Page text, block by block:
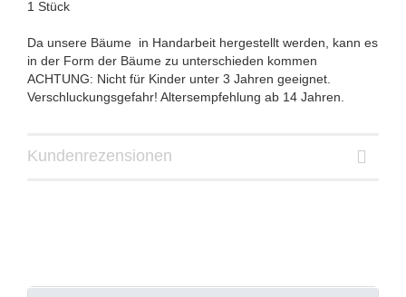
1 Stück
Da unsere Bäume in Handarbeit hergestellt werden, kann es
in der Form der Bäume zu unterschieden kommen
ACHTUNG: Nicht für Kinder unter 3 Jahren geeignet.
Verschluckungsgefahr! Altersempfehlung ab 14 Jahren.
Kundenrezensionen